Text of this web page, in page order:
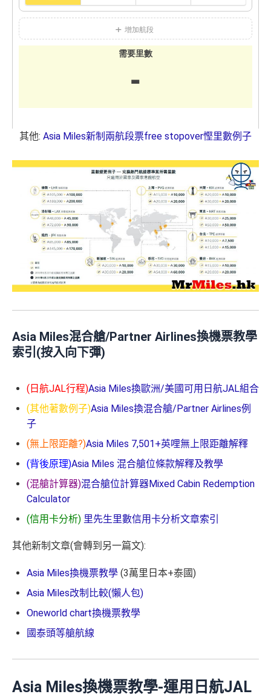
其他: Asia Miles新制兩航段票free stopover慳里數例子
Asia Miles混合艙/Partner Airlines換機票教學
索引(按入向下彈)
(日航JAL行程)Asia Miles換歐洲/美國可用日航JAL組合
(其他著數例子)Asia Miles換混合艙/Partner Airlines例
子
(無上限距離?)Asia Miles 7,501+英哩無上限距離解釋
(背後原理)Asia Miles 混合艙位條款解釋及教學
(混艙計算器)混合艙位計算器Mixed Cabin Redemption
Calculator
(信用卡分析) 里先生里數信用卡分析文章索引
其他新制文章(會轉到另一篇文):
Asia Miles換機票教學 (3萬里日本+泰國)
Asia Miles改制比較(懶人包)
Oneworld chart換機票教學
國泰頭等艙航線
Asia Miles換機票教學-運用日航JAL